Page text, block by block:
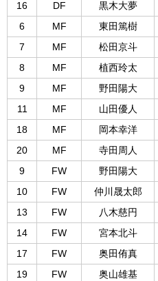
16
DF 黒木大夢
6
MF 東田篤樹
7
MF 松田京斗
8
MF 植西玲太
9
MF 野田陽大
11
MF 山田優人
18
MF 岡本幸洋
20
MF 寺田周人
9
FW 野田陽大
10
FW 仲川晟太郎
13
FW 八木慈円
14
FW 宮本北斗
17
FW 奥田侑真
19
FW 奥山雄基